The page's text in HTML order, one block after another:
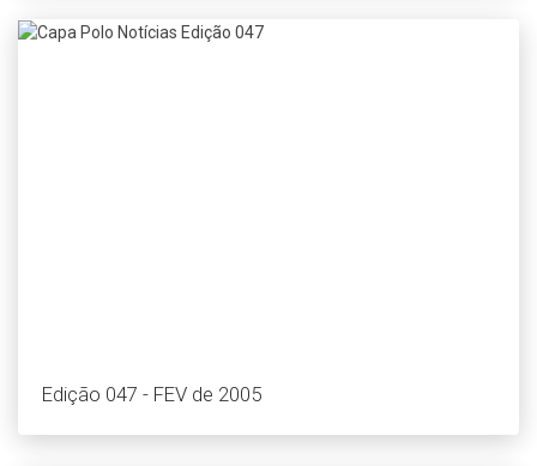
Edição 047 - FEV de 2005